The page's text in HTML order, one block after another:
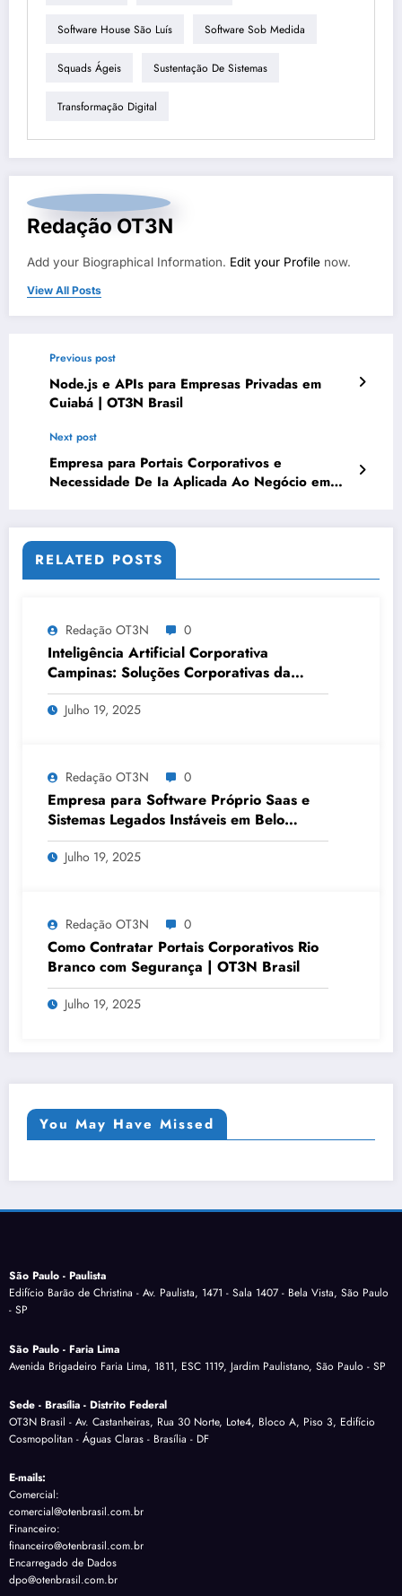
Software House São Luís Software Sob Medida
Squads Ágeis Sustentação De Sistemas
Transformação Digital
Redação OT3N
Add your Biographical Information. Edit your Profile now.
View All Posts
Previous post
Node.js e APIs para Empresas Privadas em
Cuiabá | OT3N Brasil
Next post
Empresa para Portais Corporativos e
Necessidade De Ia Aplicada Ao Negócio em
RELATED POSTS
Redação OT3N 0
Inteligência Artificial Corporativa
Campinas: Soluções Corporativas da
OT3N Brasil – Guia 3083
Julho 19, 2025
Redação OT3N 0
Empresa para Software Próprio Saas e
Sistemas Legados Instáveis em Belo
Horizonte | OT3N Brasil – Guia 3449
Julho 19, 2025
Redação OT3N 0
Como Contratar Portais Corporativos Rio
Branco com Segurança | OT3N Brasil
Julho 19, 2025
You May Have Missed
São Paulo - Paulista
Edifício Barão de Christina - Av. Paulista, 1471 - Sala 1407 - Bela Vista, São Paulo
- SP
São Paulo - Faria Lima
Avenida Brigadeiro Faria Lima, 1811, ESC 1119, Jardim Paulistano, São Paulo - SP
Sede - Brasília - Distrito Federal
OT3N Brasil - Av. Castanheiras, Rua 30 Norte, Lote4, Bloco A, Piso 3, Edifício
Cosmopolitan - Águas Claras - Brasília - DF
E-mails:
Comercial:
comercial@otenbrasil.com.br
Financeiro:
financeiro@otenbrasil.com.br
Encarregado de Dados
dpo@otenbrasil.com.br